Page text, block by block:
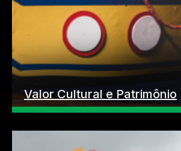
Valor Cultural e Patrimônio